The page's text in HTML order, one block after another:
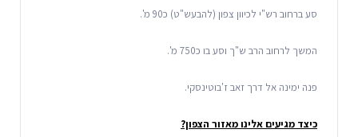
סע ברחוב רש"י לכיוון צפון (להבעש"ט) כ90 מ'.
המשך לרחוב הרב ש"ך וסע בו כ750 מ'.
פנה ימינה אל דרך זאב ז'בוטינסקי.
כיצד מגיעים אלינו מאזור הצפון?